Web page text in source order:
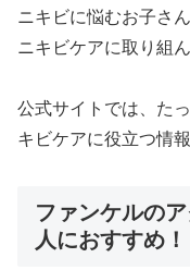
ニキビに悩むお子さ
ニキビケアに取り組
公式サイトでは、た
キビケアに役立つ情
ファンケルの
人におすすめ！